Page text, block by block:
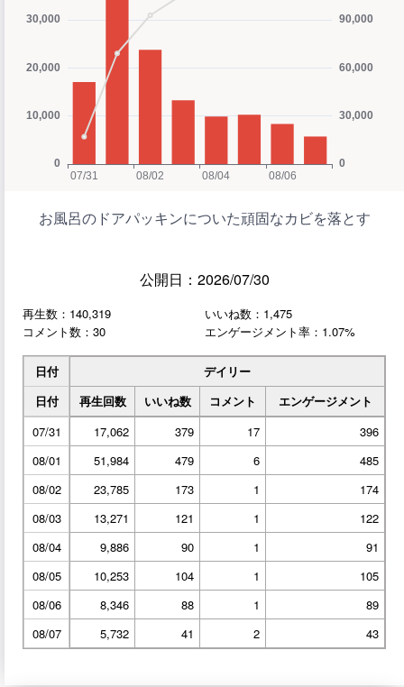
お風呂のドアパッキンについた頑固なカビを落とす
公開日：2026/07/30
再生数：140,319
いいね数：1,475
コメント数：30
エンゲージメント率：1.07%
日付
デイリー
日付
再生回数 いいね数 コメント
エンゲージメント
07/31
17,062 379 17
396
08/01
51,984 479 6
485
08/02
23,785 173 1
174
08/03
13,271 121 1
122
08/04
9,886 90 1
91
08/05
10,253 104 1
105
08/06
8,346 88 1
89
08/07
5,732 41 2 43